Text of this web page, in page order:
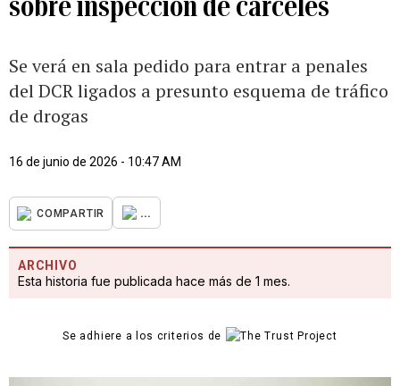
Se verá en sala pedido para entrar a penales
del DCR ligados a presunto esquema de tráfico
de drogas
16 de junio de 2026 - 10:47 AM
COMPARTIR ...
ARCHIVO
Esta historia fue publicada hace más de 1 mes.
Se adhiere a los criterios de